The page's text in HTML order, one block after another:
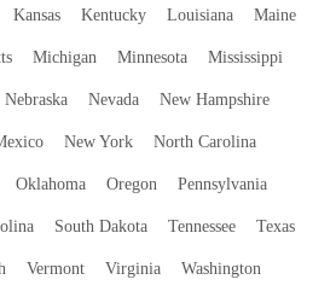
Kansas Kentucky Louisiana Maine
Michigan Minnesota Mississippi
Nebraska Nevada New Hampshire
New York North Carolina
Oklahoma Oregon Pennsylvania
South Dakota Tennessee Texas
Vermont Virginia Washington